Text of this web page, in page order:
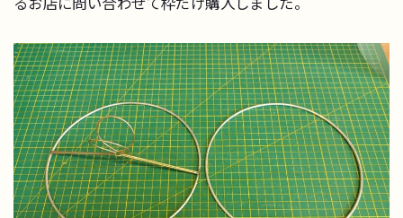
るお店に問い合わせて枠だけ購入しました。